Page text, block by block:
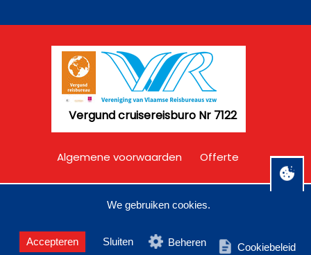
Vergund cruisereisburo Nr 7122
Algemene voorwaarden Offerte
Disclaimer Privacy
We gebruiken cookies.
Accepteren Sluiten Beheren Cookiebeleid